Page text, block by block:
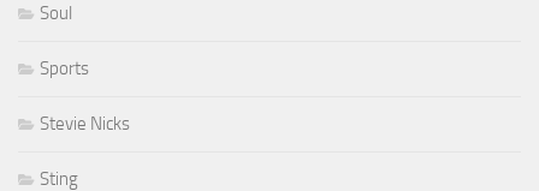
Soul
Sports
Stevie Nicks
Sting